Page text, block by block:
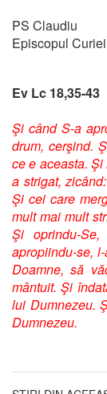
PS Claudiu
Episcopul Curiei
Ev Lc 18,35-43
Şi când S-a
drum, cerşind.
ce e aceasta.
a strigat,
Şi cei care
mult mai mult
Şi oprindu-
apropiindu-se,
Doamne, să
mântuit. Şi
lui Dumnezeu.
Dumnezeu.